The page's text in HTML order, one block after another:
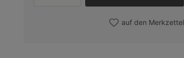
auf den Merkzettel